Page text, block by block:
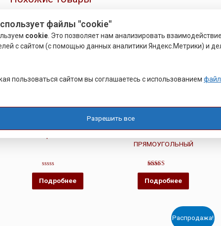
Оценка
0
из
5
Подробнее
ПРЯМОУГОЛЬНЫЙ
Оценка
из 5
Подробнее
Распродажа!
файлы "cookie"
cookie . Это позволяет нам анализировать
с сайтом (с помощью данных аналитики Яндекс.Метрики) и
пользоваться сайтом вы соглашаетесь с использованием
Разрешить все